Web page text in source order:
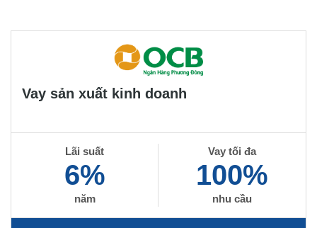
Vay sản xuất kinh doanh
Lãi suất
6%
năm
Vay tối đa
100%
nhu cầu